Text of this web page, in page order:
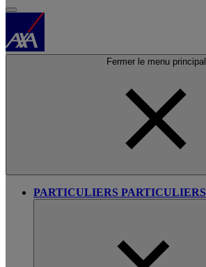
Fermer le menu principal
PARTICULIERS PARTICULIERS